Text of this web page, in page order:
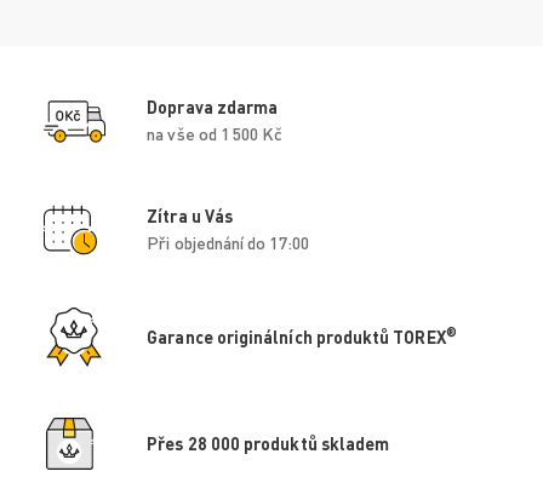
Doprava zdarma
na vše od 1 500 Kč
Zítra u Vás
Při objednání do 17:00
Garance originálních produktů TOREX®
Přes 28 000 produktů skladem